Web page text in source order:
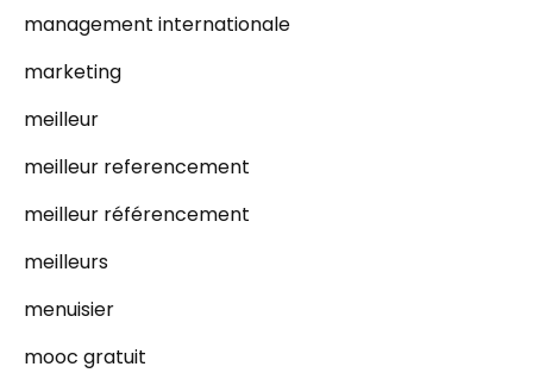
management internationale
marketing
meilleur
meilleur referencement
meilleur référencement
meilleurs
menuisier
mooc gratuit